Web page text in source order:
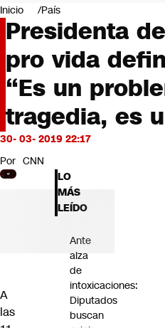
Negocios
Deportes
Programas completos
Cultura
Servicios
Bits
CNN tiempo
Futuro 360
Inicio País
Presidenta
pro vida
“Es un
tragedia, es
30- 03- 2019 22:17
Por CNN
A
las
LO
MÁS
LEÍDO
Ante
alza
de
intoxicaciones:
Diputados
buscan